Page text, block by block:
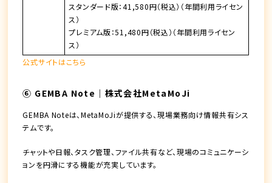
スタンダード版：41,580円（税込）（年間利用ライセン
ス）
プレミアム版：51,480円（税込）（年間利用ライセン
ス）
公式サイトはこちら
⑥ GEMBA Note｜株式会社MetaMoJi
GEMBA Noteは、MetaMoJiが提供する、現場業務向け情報共有シス
テムです。
チャットや日報、タスク管理、ファイル共有など、現場のコミュニケーシ
ョンを円滑にする機能が充実しています。